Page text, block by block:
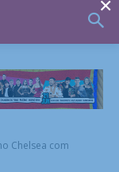
Chelsea com